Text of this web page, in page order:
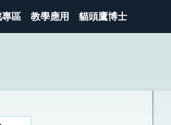
區 教學應用 貓頭鷹博士